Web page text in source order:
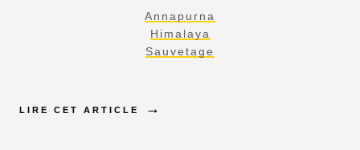
Annapurna
Himalaya
Sauvetage
LIRE CET ARTICLE